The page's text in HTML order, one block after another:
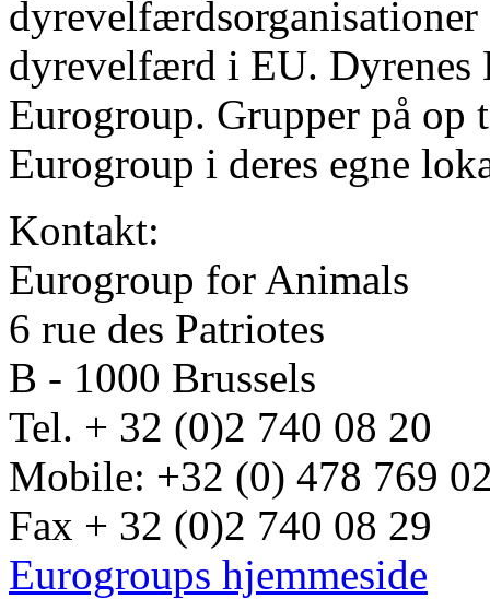
dyrevelfærd i EU. Dyrenes
Eurogroup. Grupper på op
Eurogroup i deres egne
Kontakt:
Eurogroup for Animals
6 rue des Patriotes
B - 1000 Brussels
Tel. + 32 (0)2 740 08 20
Mobile: +32 (0) 478 769
Fax + 32 (0)2 740 08 29
Eurogroups hjemmeside